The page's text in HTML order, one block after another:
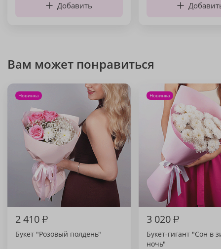
Добавить
Вам может понравиться
Новинка
2 410₽
Букет "Розовый полдень"
Новинка
3 020₽
Букет-гигант "Сон в
ночь"